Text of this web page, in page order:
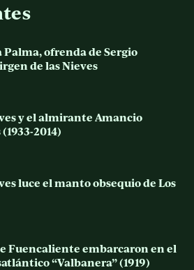
Palma, ofrenda de Sergio
de las Nieves
y el almirante Amancio
2014)
luce el manto obsequio de Los
Fuencaliente embarcaron en el
“Valbanera” (1919)